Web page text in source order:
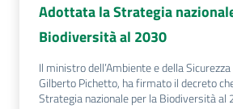
Adottata la Strategia
Biodiversità al 2030
Il ministro dell’Ambiente e della
Gilberto Pichetto, ha firmato il decreto
Strategia nazionale per la Biodiversità al